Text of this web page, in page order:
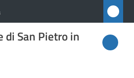
di San Pietro in